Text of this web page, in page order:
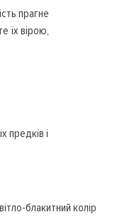
прагне
їх вірою,
предків і
блакитний колір